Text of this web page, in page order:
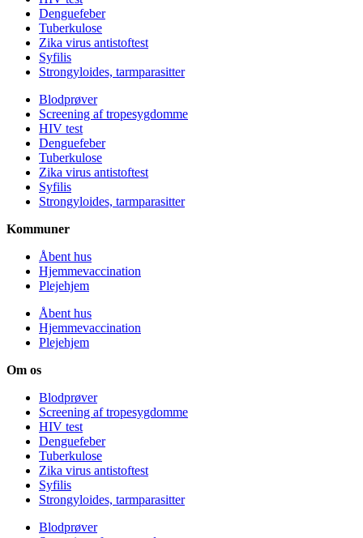
Denguefeber
Tuberkulose
Zika virus antistoftest
Syfilis
Strongyloides, tarmparasitter
Blodprøver
Screening af tropesygdomme
HIV test
Denguefeber
Tuberkulose
Zika virus antistoftest
Syfilis
Strongyloides, tarmparasitter
Kommuner
Åbent hus
Hjemmevaccination
Plejehjem
Åbent hus
Hjemmevaccination
Plejehjem
Om os
Blodprøver
Screening af tropesygdomme
HIV test
Denguefeber
Tuberkulose
Zika virus antistoftest
Syfilis
Strongyloides, tarmparasitter
Blodprøver